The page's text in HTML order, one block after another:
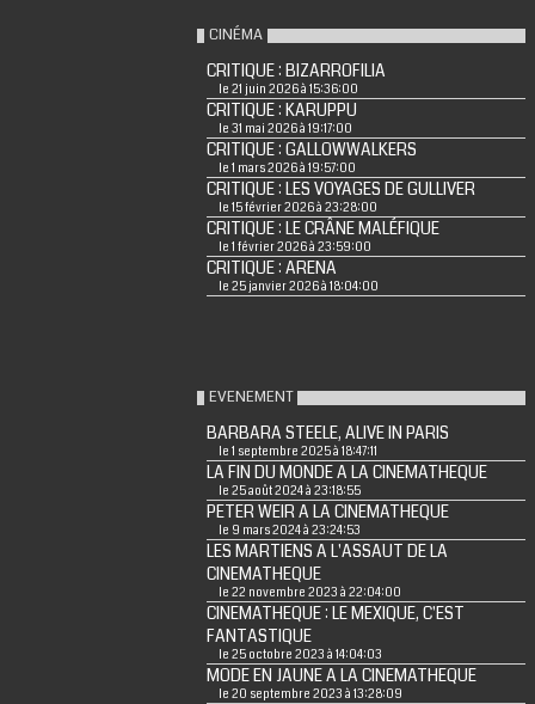
CINÉMA
CRITIQUE : BIZARROFILIA
le 21 juin 2026 à 15:36:00
CRITIQUE : KARUPPU
le 31 mai 2026 à 19:17:00
CRITIQUE : GALLOWWALKERS
le 1 mars 2026 à 19:57:00
CRITIQUE : LES VOYAGES DE GULLIVER
le 15 février 2026 à 23:28:00
CRITIQUE : LE CRÂNE MALÉFIQUE
le 1 février 2026 à 23:59:00
CRITIQUE : ARENA
le 25 janvier 2026 à 18:04:00
EVENEMENT
BARBARA STEELE, ALIVE IN PARIS
le 1 septembre 2025 à 18:47:11
LA FIN DU MONDE A LA CINEMATHEQUE
le 25 août 2024 à 23:18:55
PETER WEIR A LA CINEMATHEQUE
le 9 mars 2024 à 23:24:53
LES MARTIENS A L'ASSAUT DE LA
CINEMATHEQUE
le 22 novembre 2023 à 22:04:00
CINEMATHEQUE : LE MEXIQUE, C'EST
FANTASTIQUE
le 25 octobre 2023 à 14:04:03
MODE EN JAUNE A LA CINEMATHEQUE
le 20 septembre 2023 à 13:28:09